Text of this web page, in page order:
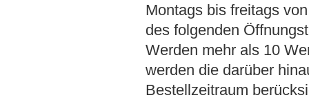
Montags bis freitags
des folgenden
Werden mehr als 10
werden die darüber
Bestellzeitraum